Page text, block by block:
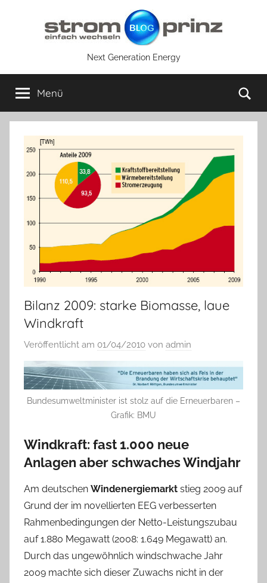
Next Generation Energy
Menü
Bilanz 2009: starke Biomasse, laue
Windkraft
Veröffentlicht am 01/04/2010 von admin
Bundesumweltminister ist stolz auf die Erneuerbaren –
Grafik: BMU
Windkraft: fast 1.000 neue
Anlagen aber schwaches Windjahr
Am deutschen Windenergiemarkt stieg 2009 auf
Grund der im novellierten EEG verbesserten
Rahmenbedingungen der Netto-Leistungszubau
auf 1.880 Megawatt (2008: 1.649 Megawatt) an.
Durch das ungewöhnlich windschwache Jahr
2009 machte sich dieser Zuwachs nicht in der